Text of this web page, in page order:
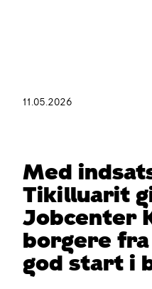
her
11.05.2026
Med
Tikilluarit
Jobcenter
borgere
god start i